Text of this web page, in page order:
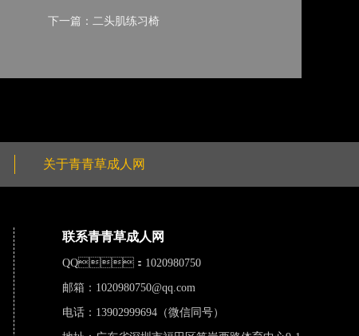
下一篇：二头肌练习椅
关于青青草成人网
联系青青草成人网
QQ：1020980750
邮箱： 1020980750@qq.com
电话：13902999694（微信同号）